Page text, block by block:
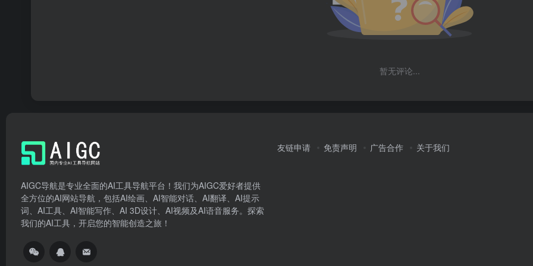
暂无评论...
AIGC导航是专业全面的AI工具导航平台！我们为AIGC爱好者提供
全方位的AI网站导航，包括AI绘画、AI智能对话、AI翻译、AI提示
词、AI工具、AI智能写作、AI 3D设计、AI视频及AI语音服务。探索
我们的AI工具，开启您的智能创造之旅！
友链申请 免责声明 广告合作 关于我们